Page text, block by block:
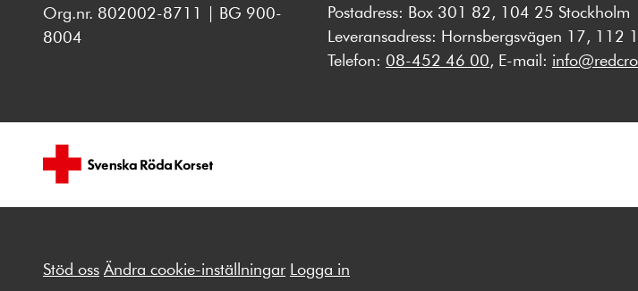
Org.nr. 802002-8711 | BG 900-
8004
Postadress: Box 301 82, 104 25 Stockholm
Leveransadress: Hornsbergsvägen 17, 112
Telefon: 08-452 46 00, E-mail:
Stöd oss Ändra cookie-inställningar Logga in